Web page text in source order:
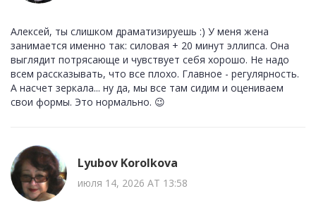
Алексей, ты слишком драматизируешь :) У меня жена
занимается именно так: силовая + 20 минут эллипса. Она
выглядит потрясающе и чувствует себя хорошо. Не надо
всем рассказывать, что все плохо. Главное - регулярность.
А насчет зеркала... ну да, мы все там сидим и оцениваем
свои формы. Это нормально. 😉
Lyubov Korolkova
июля 14, 2026 AT 13:58